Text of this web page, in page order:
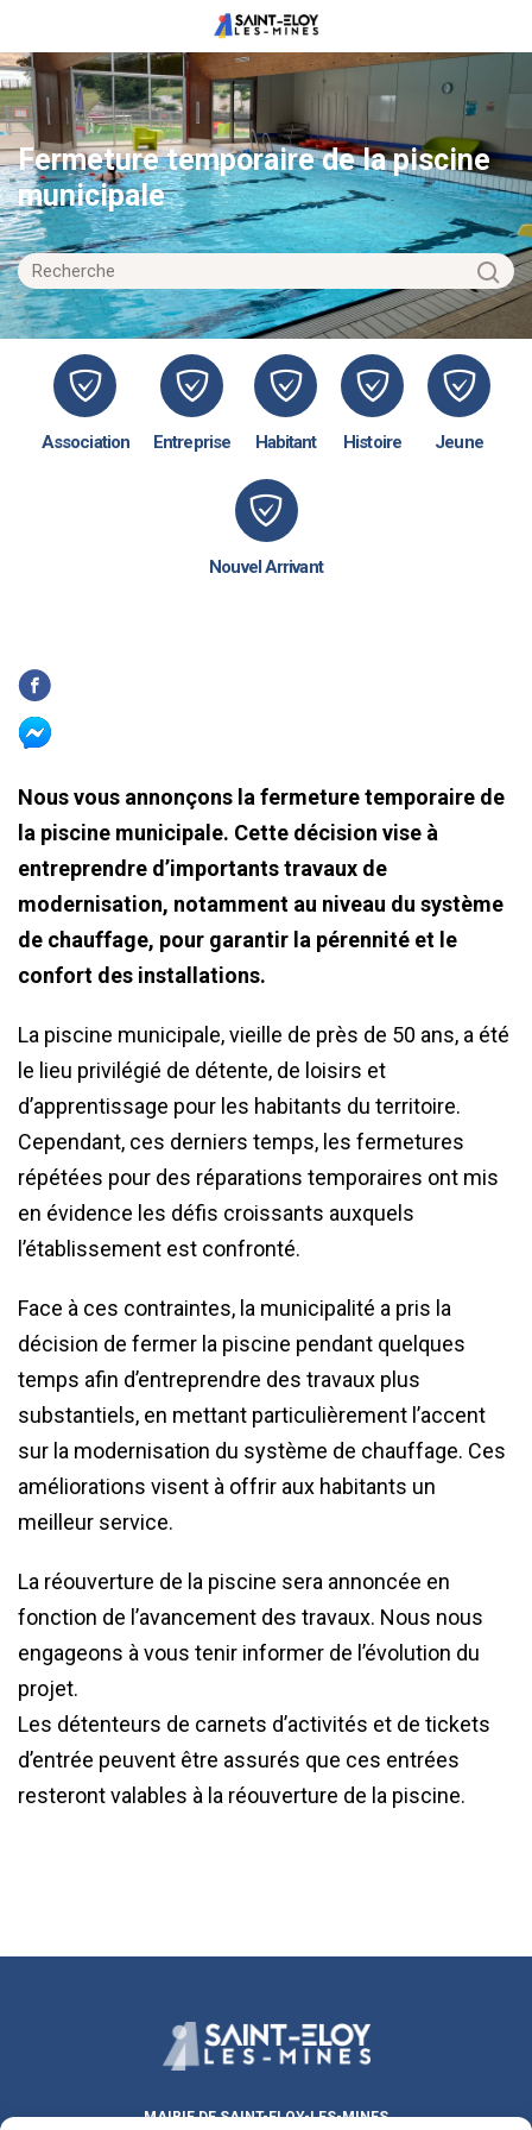
Fermeture temporaire de la piscine
municipale
Association Entreprise Habitant Histoire Jeune
Nouvel Arrivant
Nous vous annonçons la fermeture temporaire de
la piscine municipale. Cette décision vise à
entreprendre d’importants travaux de
modernisation, notamment au niveau du système
de chauffage, pour garantir la pérennité et le
confort des installations.
La piscine municipale, vieille de près de 50 ans, a été
le lieu privilégié de détente, de loisirs et
d’apprentissage pour les habitants du territoire.
Cependant, ces derniers temps, les fermetures
répétées pour des réparations temporaires ont mis
en évidence les défis croissants auxquels
l’établissement est confronté.
Face à ces contraintes, la municipalité a pris la
décision de fermer la piscine pendant quelques
temps afin d’entreprendre des travaux plus
substantiels, en mettant particulièrement l’accent
sur la modernisation du système de chauffage. Ces
améliorations visent à offrir aux habitants un
meilleur service.
La réouverture de la piscine sera annoncée en
fonction de l’avancement des travaux. Nous nous
engageons à vous tenir informer de l’évolution du
projet.
Les détenteurs de carnets d’activités et de tickets
d’entrée peuvent être assurés que ces entrées
resteront valables à la réouverture de la piscine.
MAIRIE DE SAINT-ELOY-LES-MINES